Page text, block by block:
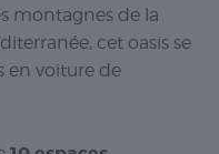
montagnes de la
cet oasis se
en voiture de